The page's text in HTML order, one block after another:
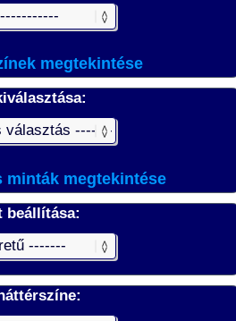
megtekintése
minták megtekintése
beállítása: